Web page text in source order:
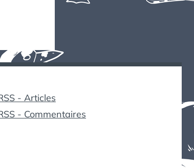
- Articles
- Commentaires